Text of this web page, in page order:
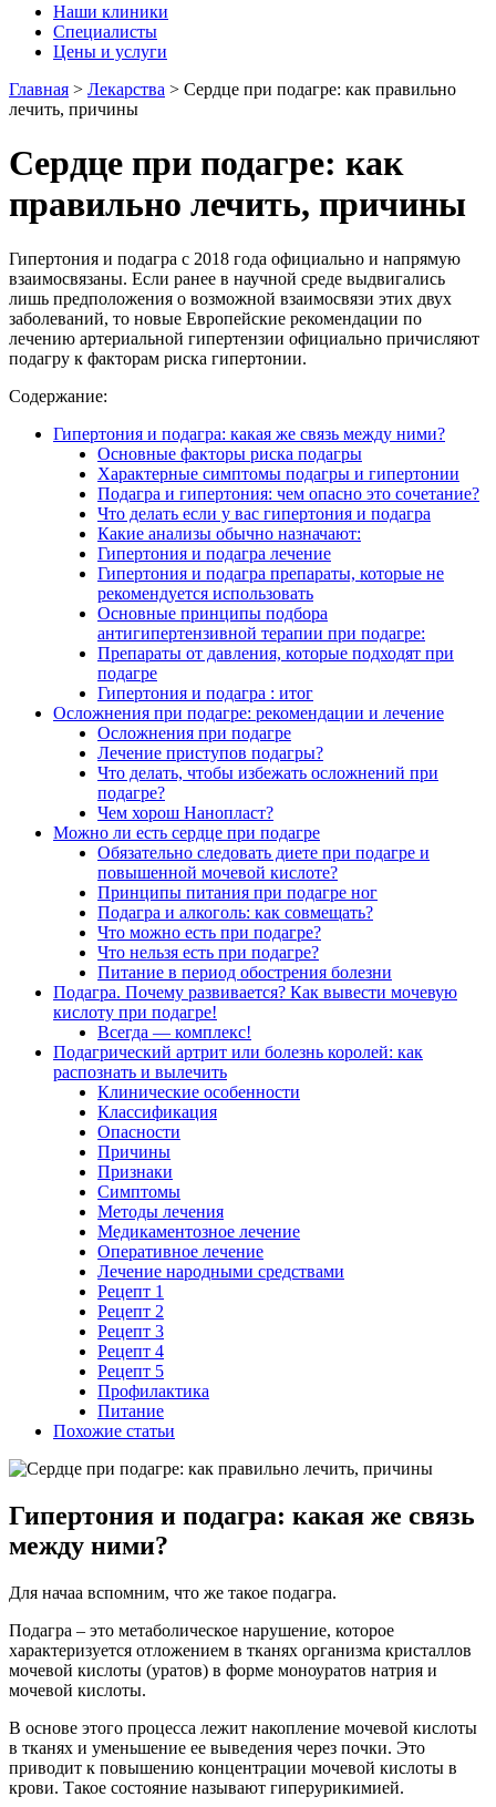
Наши клиники
Специалисты
Цены и услуги
Главная > Лекарства > Сердце при подагре: как правильно
лечить, причины
Сердце при подагре: как
правильно лечить, причины
Гипертония и подагра с 2018 года официально и напрямую
взаимосвязаны. Если ранее в научной среде выдвигались
лишь предположения о возможной взаимосвязи этих двух
заболеваний, то новые Европейские рекомендации по
лечению артериальной гипертензии официально причисляют
подагру к факторам риска гипертонии.
Содержание:
Гипертония и подагра: какая же связь между ними?
Основные факторы риска подагры
Характерные симптомы подагры и гипертонии
Подагра и гипертония: чем опасно это сочетание?
Что делать если у вас гипертония и подагра
Какие анализы обычно назначают:
Гипертония и подагра лечение
Гипертония и подагра препараты, которые не
рекомендуется использовать
Основные принципы подбора
антигипертензивной терапии при подагре:
Препараты от давления, которые подходят при
подагре
Гипертония и подагра : итог
Осложнения при подагре: рекомендации и лечение
Осложнения при подагре
Лечение приступов подагры?
Что делать, чтобы избежать осложнений при
подагре?
Чем хорош Нанопласт?
Можно ли есть сердце при подагре
Обязательно следовать диете при подагре и
повышенной мочевой кислоте?
Принципы питания при подагре ног
Подагра и алкоголь: как совмещать?
Что можно есть при подагре?
Что нельзя есть при подагре?
Питание в период обострения болезни
Подагра. Почему развивается? Как вывести мочевую
кислоту при подагре!
Всегда — комплекс!
Подагрический артрит или болезнь королей: как
распознать и вылечить
Клинические особенности
Классификация
Опасности
Причины
Признаки
Симптомы
Методы лечения
Медикаментозное лечение
Оперативное лечение
Лечение народными средствами
Рецепт 1
Рецепт 2
Рецепт 3
Рецепт 4
Рецепт 5
Профилактика
Питание
Похожие статьи
Гипертония и подагра: какая же связь
между ними?
Для начаа вспомним, что же такое подагра.
Подагра – это метаболическое нарушение, которое
характеризуется отложением в тканях организма кристаллов
мочевой кислоты (уратов) в форме моноуратов натрия и
мочевой кислоты.
В основе этого процесса лежит накопление мочевой кислоты
в тканях и уменьшение ее выведения через почки. Это
приводит к повышению концентрации мочевой кислоты в
крови. Такое состояние называют гиперурикимией.